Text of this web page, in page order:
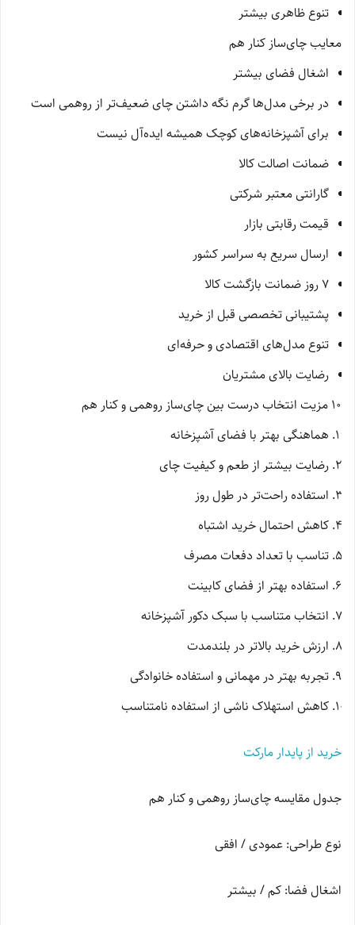
تنوع ظاهری بیشتر
معایب چای‌ساز کنار هم
اشغال فضای بیشتر
در برخی مدل‌ها گرم نگه داشتن چای ضعیف‌تر از روهمی است
برای آشپزخانه‌های کوچک همیشه ایده‌آل نیست
ضمانت اصالت کالا
گارانتی معتبر شرکتی
قیمت رقابتی بازار
ارسال سریع به سراسر کشور
7 روز ضمانت بازگشت کالا
پشتیبانی تخصصی قبل از خرید
تنوع مدل‌های اقتصادی و حرفه‌ای
رضایت بالای مشتریان
10 مزیت انتخاب درست بین چای‌ساز روهمی و کنار هم
هماهنگی بهتر با فضای آشپزخانه
رضایت بیشتر از طعم و کیفیت چای
استفاده راحت‌تر در طول روز
کاهش احتمال خرید اشتباه
تناسب با تعداد دفعات مصرف
استفاده بهتر از فضای کابینت
انتخاب متناسب با سبک دکور آشپزخانه
ارزش خرید بالاتر در بلندمدت
تجربه بهتر در مهمانی و استفاده خانوادگی
کاهش استهلاک ناشی از استفاده نامتناسب
خرید از پایدار مارکت
جدول مقایسه چای‌ساز روهمی و کنار هم
نوع طراحی: عمودی / افقی
اشغال فضا: کم / بیشتر